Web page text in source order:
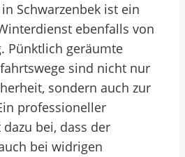
Schwarzenbek ist ein
ebenfalls von
Pünktlich geräumte
sind nicht nur
sondern auch zur
professioneller
bei, dass der
bei widrigen